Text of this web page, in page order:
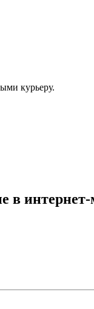
курьеру.
в